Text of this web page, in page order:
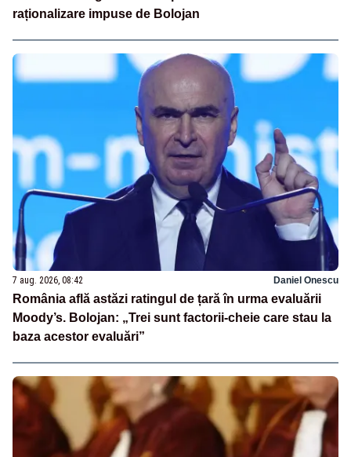
raționalizare impuse de Bolojan
7 aug. 2026, 08:42 Daniel Onescu
România află astăzi ratingul de țară în urma evaluării
Moody’s. Bolojan: „Trei sunt factorii-cheie care stau la
baza acestor evaluări”